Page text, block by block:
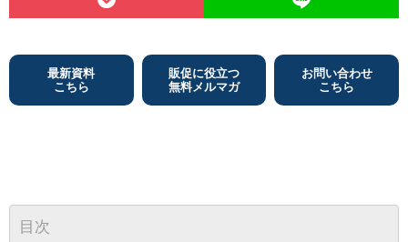
い
合
最新資料
こちら
販促に役立つ
無料メルマガ
お問い合わせ
こちら
目次